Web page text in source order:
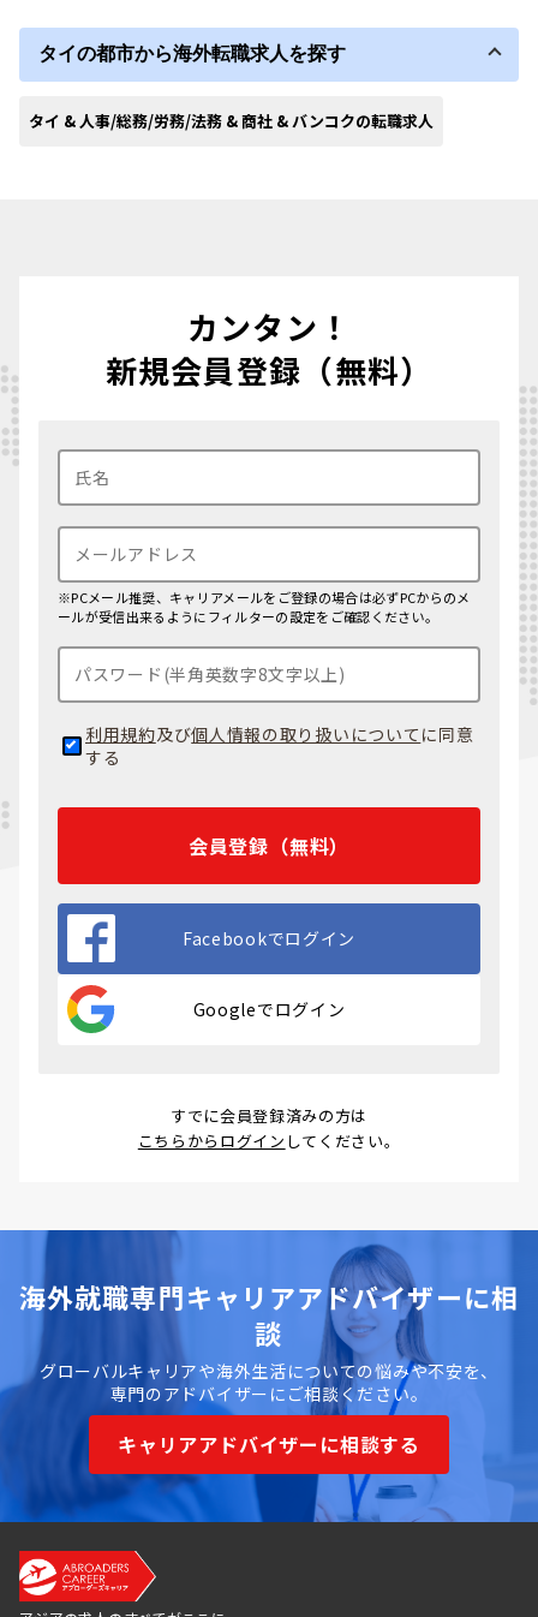
タイの都市から海外転職求人を探す
タイ & 人事/総務/労務/法務 & 商社 & バンコクの転職求人
カンタン！
新規会員登録（無料）
※PCメール推奨、キャリアメールをご登録の場合は必ずPCからのメ
ールが受信出来るようにフィルターの設定をご確認ください。
利用規約及び個人情報の取り扱いについて に同意
する
会員登録（無料）
Facebookでログイン
Googleでログイン
すでに会員登録済みの方は
こちらからログイン してください。
海外就職専門キャリアアドバイザーに相
談
グローバルキャリアや海外生活についての悩みや不安を、
専門のアドバイザーにご相談ください。
キャリアアドバイザーに相談する